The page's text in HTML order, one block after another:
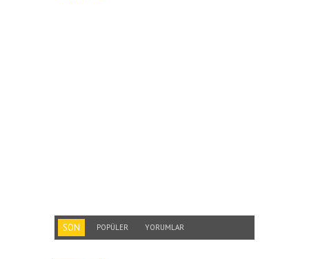
SON POPÜLER YORUMLAR